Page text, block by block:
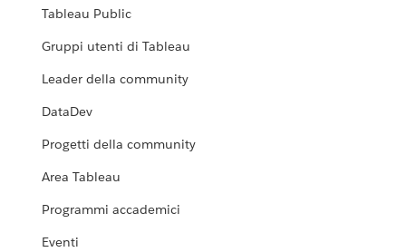
Tableau Public
Gruppi utenti di Tableau
Leader della community
DataDev
Progetti della community
Area Tableau
Programmi accademici
Eventi